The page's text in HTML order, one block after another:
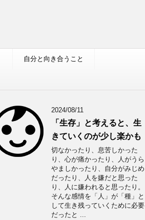
自分と向き合うこと
2024/08/11
「生存」と考えると、生
きていくのが少し楽かも
切なかったり、息苦しかった
り、心が痛かったり、人がうら
やましかったり、自分がみじめ
だったり、人を嫌だと思った
り、人に嫌われると思ったり。
そんな感情を「人」が「種」と
して生き残っていくために必要
だったと ...